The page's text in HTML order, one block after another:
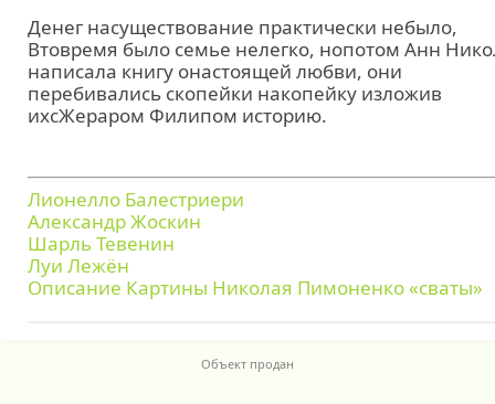
Денег насуществование практически небыло,
Втовремя было семье нелегко, нопотом Анн
написала книгу онастоящей любви, они
перебивались скопейки накопейку изложив
ихсЖераром Филипом историю.
Лионелло Балестриери
Александр Жоскин
Шарль Тевенин
Луи Лежён
Описание Картины Николая Пимоненко «сваты»
Объект продан